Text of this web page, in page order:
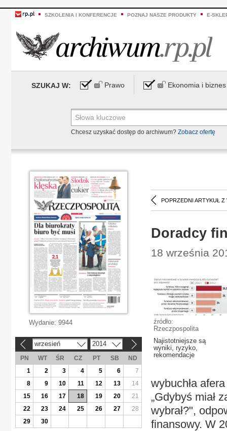
SZKOLENIA I KONFERENCJE POZNAJ NASZE PRODUKTY E-
SZUKAJ W: Prawo Ekonomia i biznes
Chcesz uzyskać dostęp do archiwum? Zobacz ofertę
POPRZEDNI ARTYKUŁ Z
Doradcy
18 września
źródło:
Rzeczpospolita
Najistotniejsze są
wyniki, ryzyko,
rekomendacje
wybuchła
„Gdybyś miał
wybrał?",
finansowy. W
Wydanie: 9944
wrzesień 2014
PN WT ŚR CZ PT SB
ND
1
2 3 4 5 6
7
8
9 10 11 12 13
14
15
16 17 18 19 20
21
22
23 24 25 26 27
28
29
30